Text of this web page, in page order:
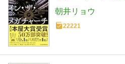
朝井リョウ
22221